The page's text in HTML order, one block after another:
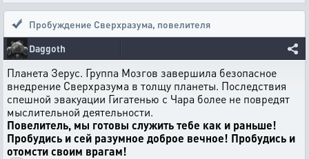
Пробуждение Сверхразума, повелителя
Daggoth
Планета Зерус. Группа Мозгов завершила безопасное
внедрение Сверхразума в толщу планеты. Последствия
спешной эвакуации Гигатенью с Чара более не повредят
мыслительной деятельности.
Повелитель, мы готовы служить тебе как и раньше!
Пробудись и сей разумное доброе вечное! Пробудись и
отомсти своим врагам!